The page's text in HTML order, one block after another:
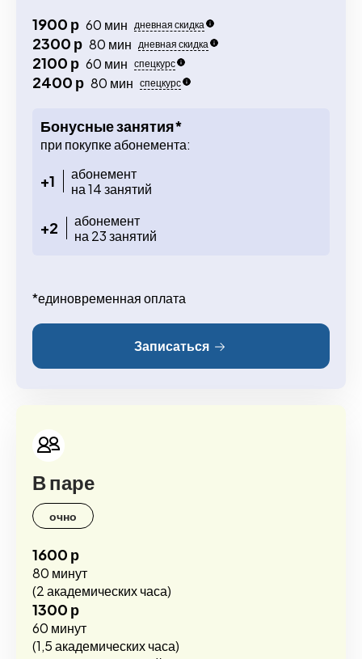
1900 р 60 мин дневная скидка
2300 р 80 мин дневная скидка
2100 р 60 мин спецкурс
2400 р 80 мин спецкурс
Бонусные занятия*
при покупке абонемента:
+1
абонемент
на 14 занятий
+2
абонемент
на 23 занятий
*единовременная оплата
Записаться
В паре
очно
1600 р
80 минут
(2 академических часа)
1300 р
60 минут
(1,5 академических часа)